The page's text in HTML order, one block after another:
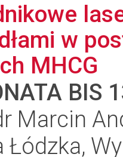
w
MHCG
BIS
Marcin